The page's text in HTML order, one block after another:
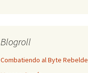
Blogroll
Combatiendo al Byte Rebelde